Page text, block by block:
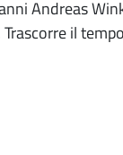
Andreas
il